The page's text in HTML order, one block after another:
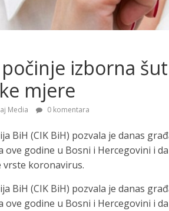
izborna
mjere
Media 0 komentara
BiH (CIK BiH) pozvala je danas
ove godine u Bosni i Hercegovini i
vrste koronavirus.
BiH (CIK BiH) pozvala je danas
ove godine u Bosni i Hercegovini i